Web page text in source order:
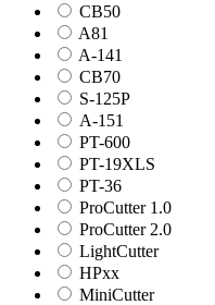
СВ50
A81
A-141
СВ70
S-125P
А-151
PT-600
PT-19XLS
PT-36
ProCutter 1.0
ProCutter 2.0
LightCutter
HPxx
MiniCutter